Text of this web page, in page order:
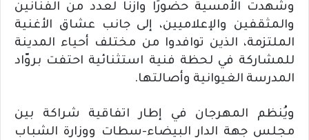
وشهدت الأمسية حضورًا وازنًا لعدد من الفنانين
والمثقفين والإعلاميين، إلى جانب عشاق الأغنية
الملتزمة، الذين توافدوا من مختلف أحياء المدينة
للمشاركة في لحظة فنية استثنائية احتفت بروّاد
المدرسة الغيوانية وأصالتها.
ويُنظم المهرجان في إطار اتفاقية شراكة بين
مجلس جهة الدار البيضاء-سطات ووزارة الشباب